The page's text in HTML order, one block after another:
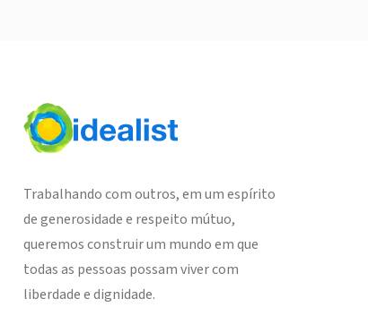
Trabalhando com outros, em um espírito
de generosidade e respeito mútuo,
queremos construir um mundo em que
todas as pessoas possam viver com
liberdade e dignidade.